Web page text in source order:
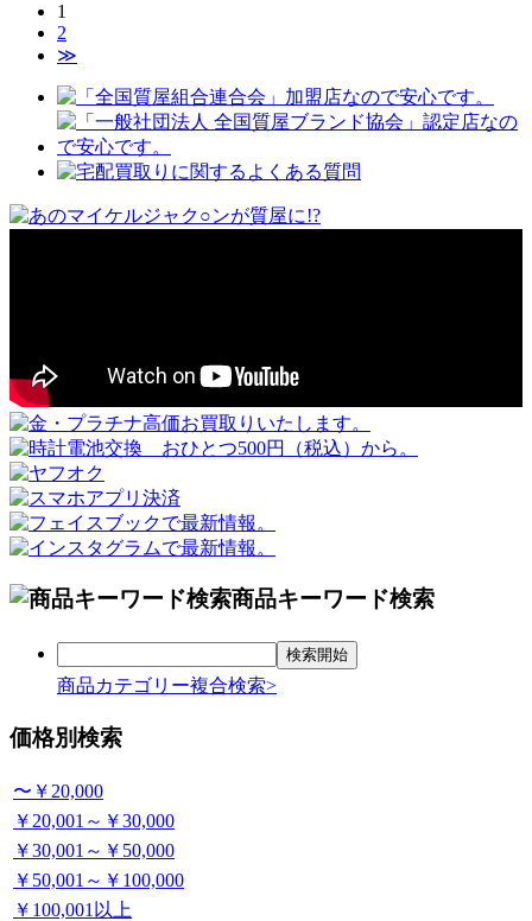
1
2
≫
商品キーワード検索
商品カテゴリー複合検索>
価格別検索
〜￥20,000
￥20,001～￥30,000
￥30,001～￥50,000
￥50,001～￥100,000
￥100,001以上